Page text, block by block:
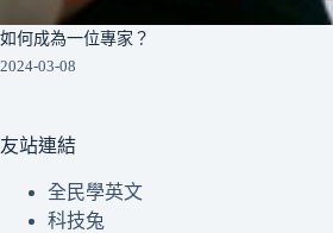
如何成為一位專家？
2024-03-08
友站連結
全民學英文
科技兔